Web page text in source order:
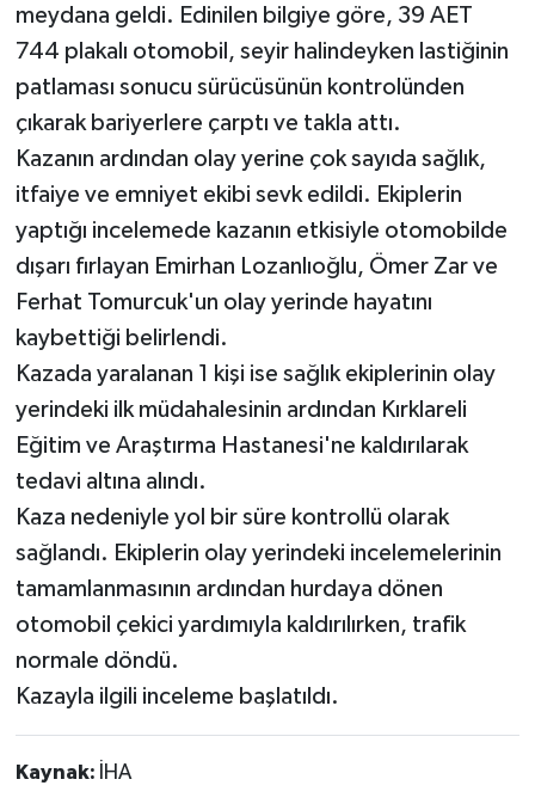
meydana geldi. Edinilen bilgiye göre, 39 AET
744 plakalı otomobil, seyir halindeyken lastiğinin
patlaması sonucu sürücüsünün kontrolünden
çıkarak bariyerlere çarptı ve takla attı.
Kazanın ardından olay yerine çok sayıda sağlık,
itfaiye ve emniyet ekibi sevk edildi. Ekiplerin
yaptığı incelemede kazanın etkisiyle otomobilde
dışarı fırlayan Emirhan Lozanlıoğlu, Ömer Zar ve
Ferhat Tomurcuk'un olay yerinde hayatını
kaybettiği belirlendi.
Kazada yaralanan 1 kişi ise sağlık ekiplerinin olay
yerindeki ilk müdahalesinin ardından Kırklareli
Eğitim ve Araştırma Hastanesi'ne kaldırılarak
tedavi altına alındı.
Kaza nedeniyle yol bir süre kontrollü olarak
sağlandı. Ekiplerin olay yerindeki incelemelerinin
tamamlanmasının ardından hurdaya dönen
otomobil çekici yardımıyla kaldırılırken, trafik
normale döndü.
Kazayla ilgili inceleme başlatıldı.
Kaynak: İHA